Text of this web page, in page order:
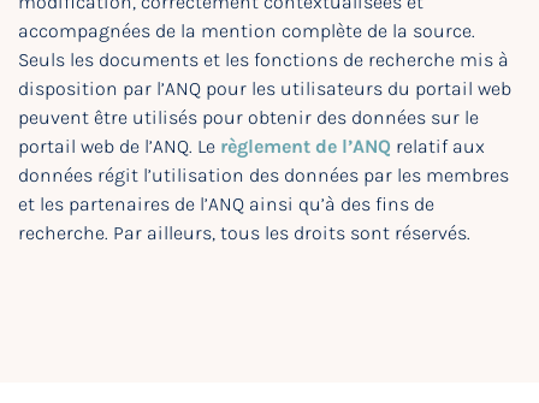
accompagnées de la mention complète de la source.
Seuls les documents et les fonctions de recherche mis à
disposition par l’ANQ pour les utilisateurs du portail web
peuvent être utilisés pour obtenir des données sur le
portail web de l’ANQ. Le règlement de l’ANQ relatif aux
données régit l’utilisation des données par les membres
et les partenaires de l’ANQ ainsi qu’à des fins de
recherche. Par ailleurs, tous les droits sont réservés.